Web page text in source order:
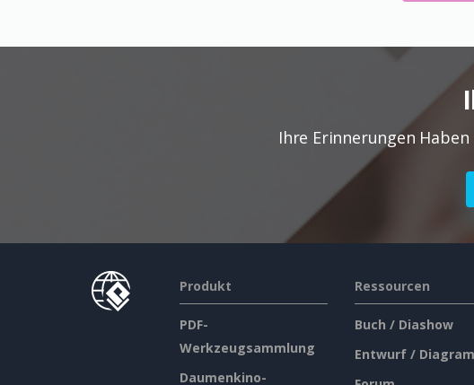
Ihre Erinnerungen
Produkt
PDF-
Werkzeugsammlung
Daumenkino-
Ressourcen
Buch / Diashow
Entwurf /